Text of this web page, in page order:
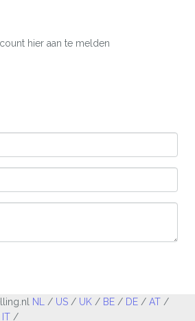
hier aan te melden
NL / US / UK / BE / DE / AT /
IT /